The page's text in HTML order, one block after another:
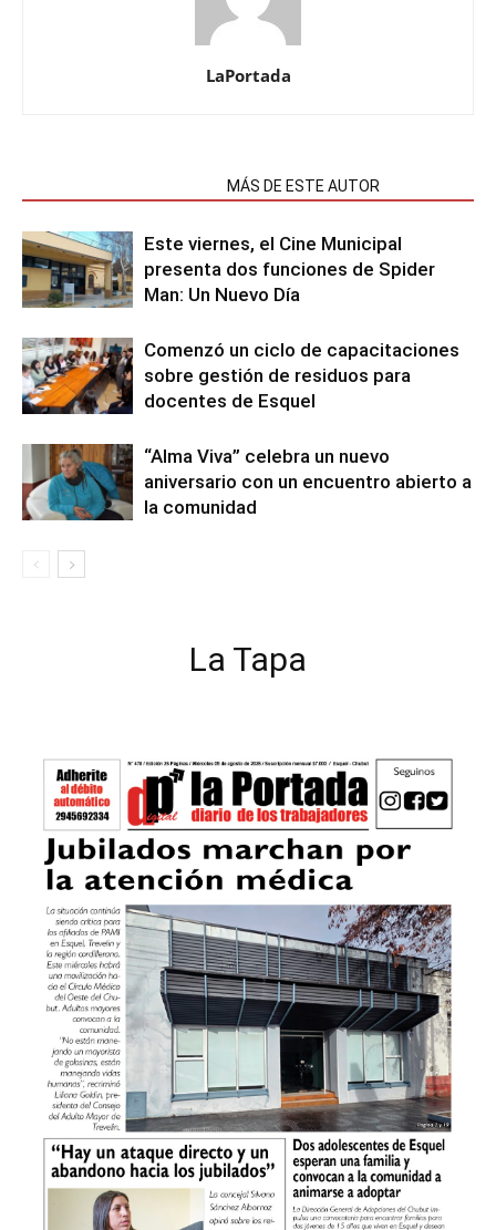
LaPortada
MÁS DE ESTE AUTOR
Este viernes, el Cine Municipal
presenta dos funciones de Spider
Man: Un Nuevo Día
Comenzó un ciclo de capacitaciones
sobre gestión de residuos para
docentes de Esquel
“Alma Viva” celebra un nuevo
aniversario con un encuentro abierto a
la comunidad
La Tapa